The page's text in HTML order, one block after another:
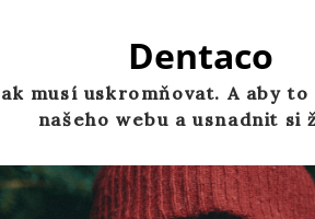
Dentaco
musí uskromňovat. A aby
našeho webu a usnadnit si